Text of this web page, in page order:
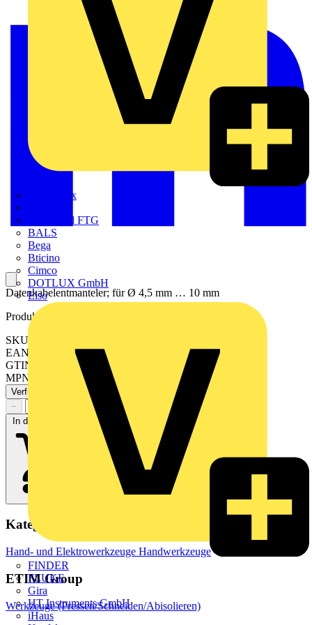
Adaptaflex
Amphenol FTG
BALS
Bega
Bticino
Cimco
DOTLUX GmbH
Elso
FINDER
FLUKE
Gira
HT Instruments GmbH
iHaus
Datenkabelentmanteler; für Ø 4,5 mm … 10 mm
Produktkennzeichen
SKU: 206-1451
EAN: 4055143836135
GTIN: 4055143836135
MPN: 206-1451
Verfügbar: 1 Händler
−
In den Warenkorb
Kategorien
Hand- und Elektrowerkzeuge Handwerkzeuge
ETIM Group
Werkzeuge (Pressen/Schneiden/Abisolieren)